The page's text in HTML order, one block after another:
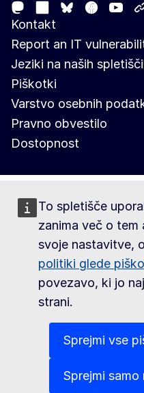
To spletišče
zanima več o tem
svoje nastavitve,
politiki glede
povezavo, ki jo
strani.
Sprejmi vse
Sprejmi
MastodonLinkedIn
Bluesky
Facebook
Kontakt
Report an IT
Jeziki na naših
Piškotki
Varstvo osebnih
Pravno obvestilo
Dostopnost